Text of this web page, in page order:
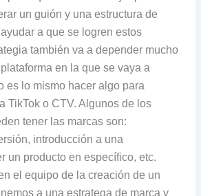
un guión y una estructura de
a que se logren estos
también va a depender mucho
en la que se vaya a
es lo mismo hacer algo para
TikTok o CTV. Algunos de los
tener las marcas son:
introducción a una
un producto en específico, etc.
el equipo de la creación de un
a una estratega de marca y